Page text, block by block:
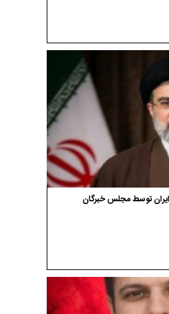
توسط مجلس خبرگان